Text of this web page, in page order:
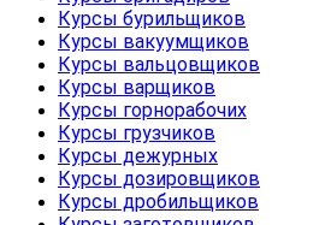
Курсы бурильщиков
Курсы вакуумщиков
Курсы вальцовщиков
Курсы варщиков
Курсы горнорабочих
Курсы грузчиков
Курсы дежурных
Курсы дозировщиков
Курсы дробильщиков